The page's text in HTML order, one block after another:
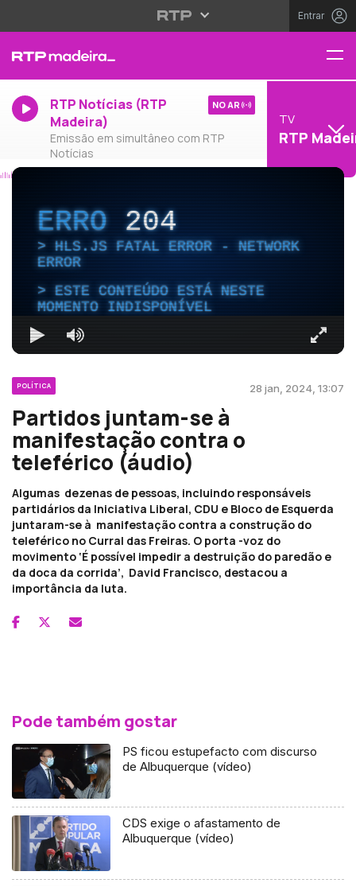
Entrar
RTP Notícias (RTP
Madeira)
Emissão em simultâneo com RTP
Notícias
NO AR
TV
RTP
ERRO204
HLS.JS FATAL ERROR - NETWORK
ERROR
ESTE CONTEÚDO ESTÁ NESTE
MOMENTO INDISPONÍVEL
POLÍTICA 28 jan, 2024, 13:07
Partidos juntam-se à
manifestação contra o
teleférico (áudio)
Algumas dezenas de pessoas, incluindo responsáveis
partidários da Iniciativa Liberal, CDU e Bloco de Esquerda
juntaram-se à manifestação contra a construção do
teleférico no Curral das Freiras. O porta -voz do
movimento ‘É possível impedir a destruição do paredão e
da doca da corrida’, David Francisco, destacou a
importância da luta.
Pode também gostar
PS ficou estupefacto com discurso
de Albuquerque (vídeo)
CDS exige o afastamento de
Albuquerque (vídeo)